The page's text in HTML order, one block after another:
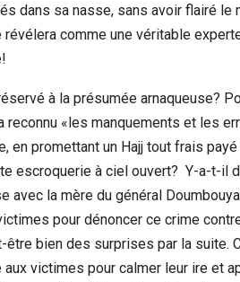
dans sa nasse, sans avoir flairé le
comme une véritable
à la présumée arnaqueuse?
reconnu «les manquements et les
en promettant un Hajj tout frais
escroquerie à ciel ouvert? Y-a-t-il
avec la mère du général
pour dénoncer ce crime
être bien des surprises par la suite.
victimes pour calmer leur ire et